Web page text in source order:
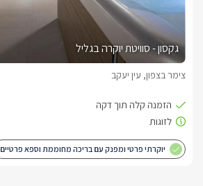
גקסון - סוויטת יוקרה בגליל
צימר בצפון, עין יעקב
יוקרתי פרטי ומפנק עם בריכה מחוממת וספא פרטיים